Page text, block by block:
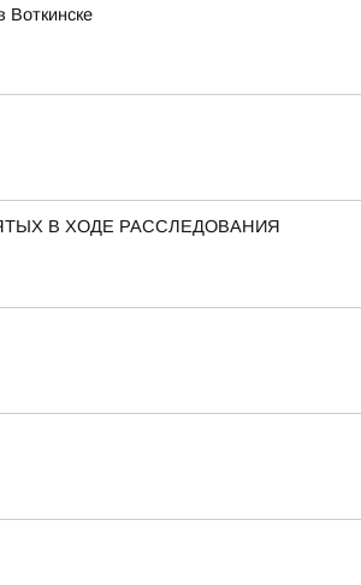
Воткинске
В ХОДЕ РАССЛЕДОВАНИЯ